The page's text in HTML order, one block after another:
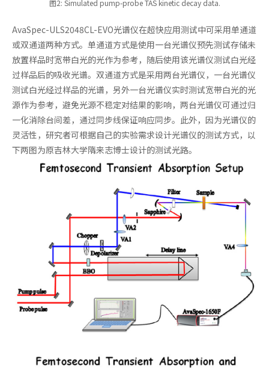
图2: Simulated pump-probe TAS kinetic decay data.
AvaSpec-ULS2048CL-EVO光谱仪在超快应用测试中可采用单通道
或双通道两种方式。单通道方式是使用一台光谱仪预先测试存储未
放置样品时宽带白光的光作为参考，随后使用该光谱仪测试白光经
过样品后的吸收光谱。双通道方式是采用两台光谱仪，一台光谱仪
测试白光经过样品的光谱，另外一台光谱仪实时测试宽带白光的光
源作为参考，避免光源不稳定对结果的影响，两台光谱仪可通过归
一化消除台间差，通过同步线保证响应同步。此外，因为光谱仪的
灵活性，研究者可根据自己的实验需求设计光谱仪的测试方式，以
下两图为原吉林大学隋来志博士设计的测试光路。